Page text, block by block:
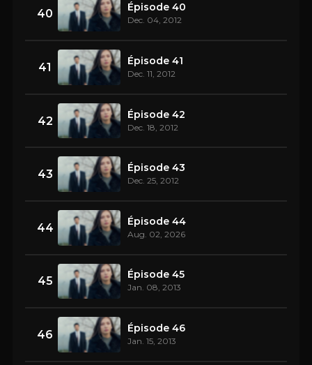
40 Épisode 40
Dec. 04, 2012
41 Épisode 41
Dec. 11, 2012
42 Épisode 42
Dec. 18, 2012
43 Épisode 43
Dec. 25, 2012
44 Épisode 44
Aug. 02, 2026
45 Épisode 45
Jan. 08, 2013
46 Épisode 46
Jan. 15, 2013